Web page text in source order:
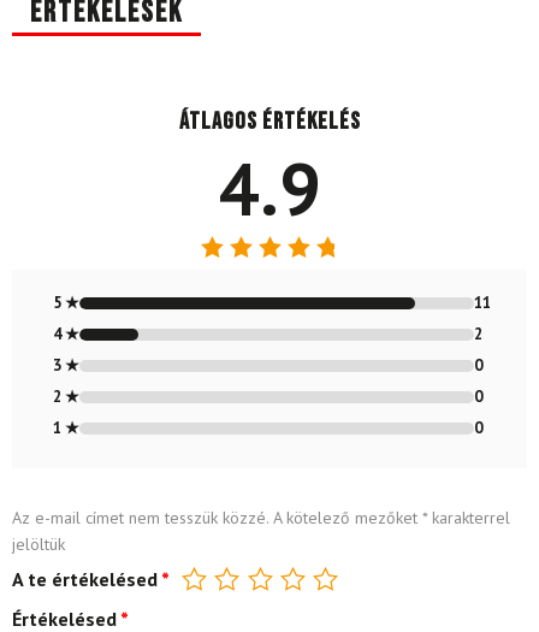
Értékelések
Átlagos értékelés
4.9
4.85/ 5
5 ★
11
4 ★
2
3 ★
0
2 ★
0
1 ★
0
Az e-mail címet nem tesszük közzé. A kötelező mezőket *karakterrel
jelöltük
A te értékelésed *
Értékelésed *